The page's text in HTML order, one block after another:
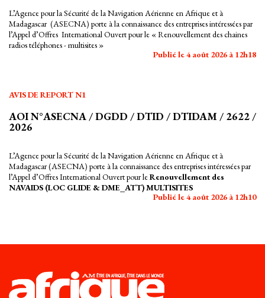
L’Agence pour la Sécurité de la Navigation Aérienne en Afrique et à
Madagascar (ASECNA) porte à la connaissance des entreprises intéressées par
l’Appel d’Offres International Ouvert pour le « Renouvellement des chaines
radios téléphones - multisites »
Publié le 4 août 2026 à 12h18
AVIS DE REPORT N1
AOI N°ASECNA / DGDD / DTID / DTIDAM / 2622 /
2026
L’Agence pour la Sécurité de la Navigation Aérienne en Afrique et à
Madagascar (ASECNA) porte à la connaissance des entreprises intéressées par
l’Appel d’Offres International Ouvert pour leRenouvellement des
NAVAIDS (LOC GLIDE & DME_ATT) MULTISITES
Publié le 4 août 2026 à 12h10